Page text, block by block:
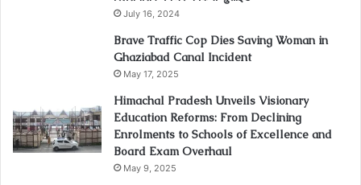
July 16, 2024
Brave Traffic Cop Dies Saving Woman in
Ghaziabad Canal Incident
May 17, 2025
Himachal Pradesh Unveils Visionary
Education Reforms: From Declining
Enrolments to Schools of Excellence and
Board Exam Overhaul
May 9, 2025